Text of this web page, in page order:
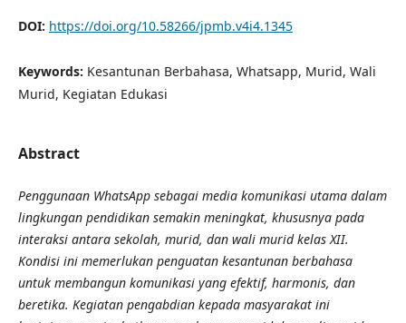
DOI: https://doi.org/10.58266/jpmb.v4i4.1345
Keywords: Kesantunan Berbahasa, Whatsapp, Murid, Wali
Murid, Kegiatan Edukasi
Abstract
Penggunaan WhatsApp sebagai media komunikasi utama dalam
lingkungan pendidikan semakin meningkat, khususnya pada
interaksi antara sekolah, murid, dan wali murid kelas XII.
Kondisi ini memerlukan penguatan kesantunan berbahasa
untuk membangun komunikasi yang efektif, harmonis, dan
beretika. Kegiatan pengabdian kepada masyarakat ini